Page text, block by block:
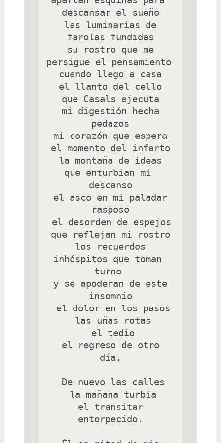
descansar el sueño
farolas fundidas
persigue el pensamiento
cuando llego a casa
que Casals ejecuta
pedazos
el momento del infarto
que enturbian mi
descanso
rasposo
que reflejan mi rostro
inhóspitos que toman
turno
insomnio
día.
entorpecido.